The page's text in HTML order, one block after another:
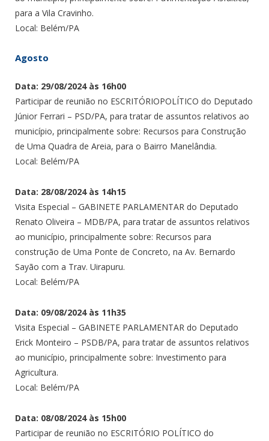
para a Vila Cravinho.
Local: Belém/PA
Agosto
Data: 29/08/2024 às 16h00
Participar de reunião no ESCRITÓRIOPOLÍTICO do Deputado
Júnior Ferrari – PSD/PA, para tratar de assuntos relativos ao
município, principalmente sobre: Recursos para Construção
de Uma Quadra de Areia, para o Bairro Manelândia.
Local: Belém/PA
Data: 28/08/2024 às 14h15
Visita Especial – GABINETE PARLAMENTAR do Deputado
Renato Oliveira – MDB/PA, para tratar de assuntos relativos
ao município, principalmente sobre: Recursos para
construção de Uma Ponte de Concreto, na Av. Bernardo
Sayão com a Trav. Uirapuru.
Local: Belém/PA
Data: 09/08/2024 às 11h35
Visita Especial – GABINETE PARLAMENTAR do Deputado
Erick Monteiro – PSDB/PA, para tratar de assuntos relativos
ao município, principalmente sobre: Investimento para
Agricultura.
Local: Belém/PA
Data: 08/08/2024 às 15h00
Participar de reunião no ESCRITÓRIO POLÍTICO do